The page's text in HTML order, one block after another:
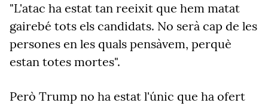
"L'atac ha estat tan reeixit que hem matat
gairebé tots els candidats. No serà cap de les
persones en les quals pensàvem, perquè
estan totes mortes".
Però Trump no ha estat l'únic que ha ofert